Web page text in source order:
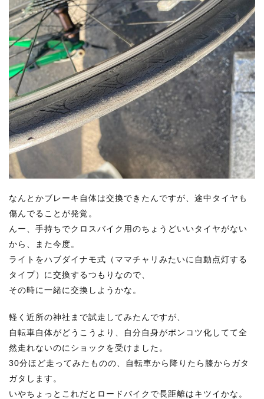
なんとかブレーキ自体は交換できたんですが、途中タイヤも
傷んでることが発覚。
んー、手持ちでクロスバイク用のちょうどいいタイヤがない
から、また今度。
ライトをハブダイナモ式（ママチャリみたいに自動点灯する
タイプ）に交換するつもりなので、
その時に一緒に交換しようかな。
軽く近所の神社まで試走してみたんですが、
自転車自体がどうこうより、自分自身がポンコツ化してて全
然走れないのにショックを受けました。
30分ほど走ってみたものの、自転車から降りたら膝からガタ
ガタします。
いやちょっとこれだとロードバイクで長距離はキツイかな。